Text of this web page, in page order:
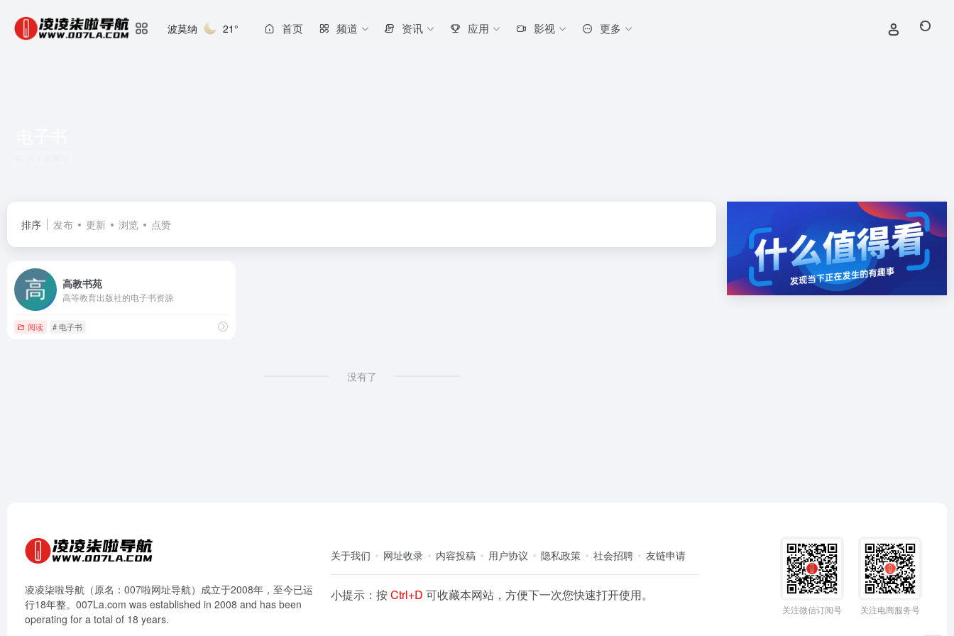
波莫纳 21° 首页 频道 资讯 应用 影视 更多
排序 发布 更新 浏览 点赞
高教书苑
高等教育出版社的电子书资源
阅读 # 电子书
没有了
凌凌柒啦导航（原名：007啦网址导航）成立于2008年，至今已运
行18年整。007La.com was established in 2008 and has been
operating for a total of 18 years.
关于我们 网址收录 内容投稿 用户协议 隐私政策 社会招聘 友链申请
小提示：按Ctrl+D可收藏本网站，方便下一次您快速打开使用。
关注微信订阅号 关注电商服务号